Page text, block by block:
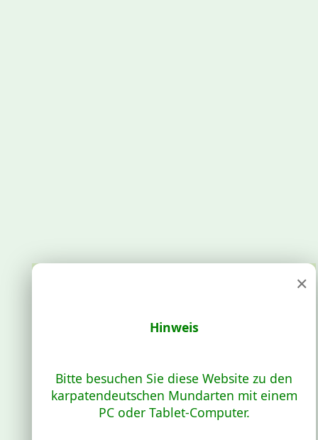
×
Hinweis
Bitte besuchen Sie diese Website zu den
karpatendeutschen Mundarten mit einem
PC oder Tablet-Computer.